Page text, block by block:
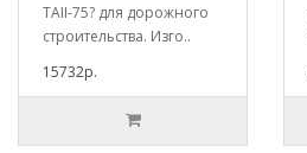
ТАII-75? для дорожного
строительства. Изго..
15732р.